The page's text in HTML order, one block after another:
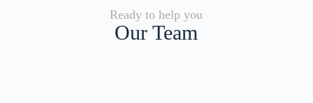
Ready to help you
Our Team